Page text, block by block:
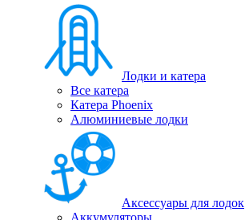
Лодки и катера
Все катера
Катера Phoenix
Алюминиевые лодки
Аксессуары для лодок
Аккумуляторы